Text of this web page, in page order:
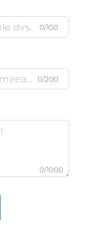
0/100
0/200
0/1000